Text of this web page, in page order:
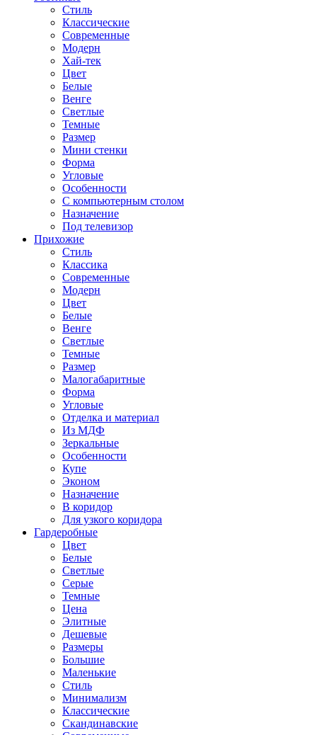
Стиль
Классические
Современные
Модерн
Хай-тек
Цвет
Белые
Венге
Светлые
Темные
Размер
Мини стенки
Форма
Угловые
Особенности
С компьютерным столом
Назначение
Под телевизор
Прихожие
Стиль
Классика
Современные
Модерн
Цвет
Белые
Венге
Светлые
Темные
Размер
Малогабаритные
Форма
Угловые
Отделка и материал
Из МДФ
Зеркальные
Особенности
Купе
Эконом
Назначение
В коридор
Для узкого коридора
Гардеробные
Цвет
Белые
Светлые
Серые
Темные
Цена
Элитные
Дешевые
Размеры
Большие
Маленькие
Стиль
Минимализм
Классические
Скандинавские